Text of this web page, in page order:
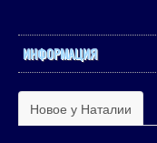
ИНФОРМАЦИЯ
Новое у Наталии